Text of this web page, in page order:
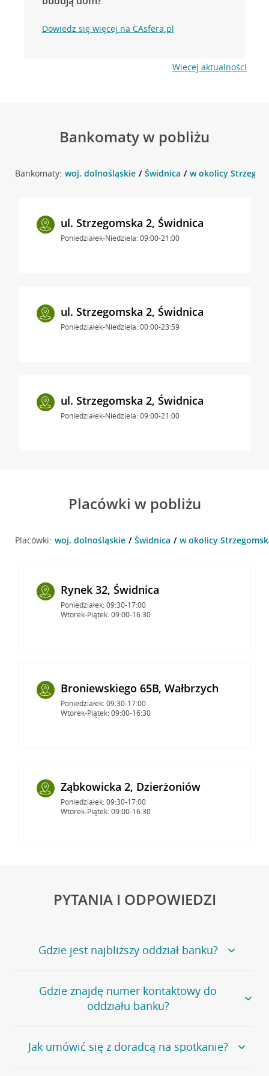
Dowiedz się więcej na CAsfera.pl
Więcej aktualności
Bankomaty w pobliżu
Bankomaty: woj. dolnośląskie Świdnica w okolicy
ul. Strzegomska 2, Świdnica
Poniedziałek-Niedziela: 09:00-21:00
ul. Strzegomska 2, Świdnica
Poniedziałek-Niedziela: 00:00-23:59
ul. Strzegomska 2, Świdnica
Poniedziałek-Niedziela: 09:00-21:00
Placówki w pobliżu
Placówki: woj. dolnośląskie Świdnica w okolicy
Rynek 32, Świdnica
Poniedziałek: 09:30-17:00
Wtorek-Piątek: 09:00-16:30
Broniewskiego 65B, Wałbrzych
Poniedziałek: 09:30-17:00
Wtorek-Piątek: 09:00-16:30
Ząbkowicka 2, Dzierżoniów
Poniedziałek: 09:30-17:00
Wtorek-Piątek: 09:00-16:30
PYTANIA I ODPOWIEDZI
Gdzie jest najbliższy oddział banku?
Jeśli szukasz oddziału naszego banku, zapraszamy na
stronęPlacówki i bankomaty, na której znajduje się
wygodna wyszukiwarka.
oddziałów
Gdzie znajdę numer kontaktowy do
oddziału banku?
Bank Credit Agricole nie udostępnia ogólnego numeru
telefonu do placówki bankowej.
Jak umówić się z doradcą na spotkanie?